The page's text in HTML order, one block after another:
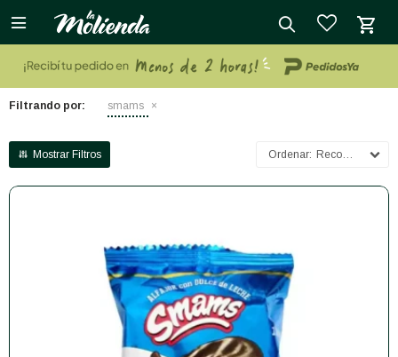

Filtrando por: smams
Recomendados